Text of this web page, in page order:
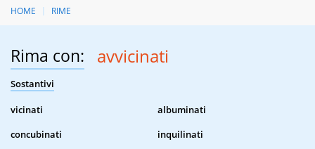
HOME RIME
Rima con: avvicinati
Sostantivi
vicinati
albuminati
concubinati
inquilinati